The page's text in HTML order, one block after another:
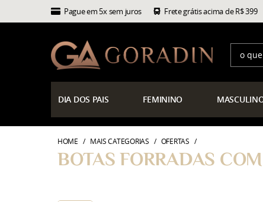
Pague em 5x sem juros Frete grátis acima de R$ 399
DIA DOS PAIS FEMININO
HOME MAIS CATEGORIAS OFERTAS
BOTAS FORRADAS